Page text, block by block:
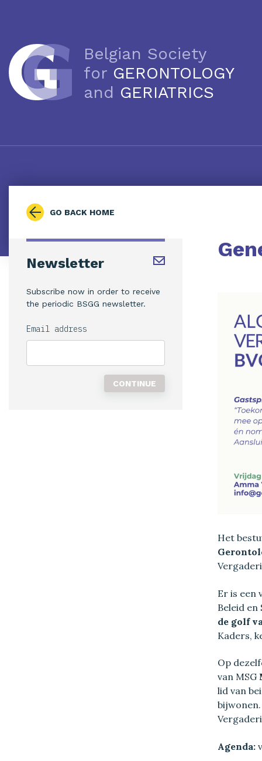
Belgian Society
for GERONTOLOGY
and GERIATRICS
GO BACK HOME
Newsletter
Subscribe now in order to receive
the periodic BSGG newsletter.
Email address
Het
Er is een
Beleid
de golf
Kaders,
Op
van MSG
lid van
bijwonen.
Agenda: